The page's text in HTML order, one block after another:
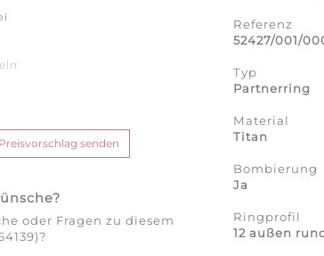
oder Fragen zu diesem
Referenz
52427/001/
Typ
Partnerring
Material
Titan
Bombierung
Ja
Ringprofil
12 außen